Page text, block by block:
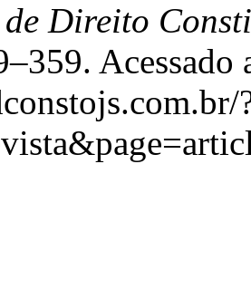
Direito
Acessado